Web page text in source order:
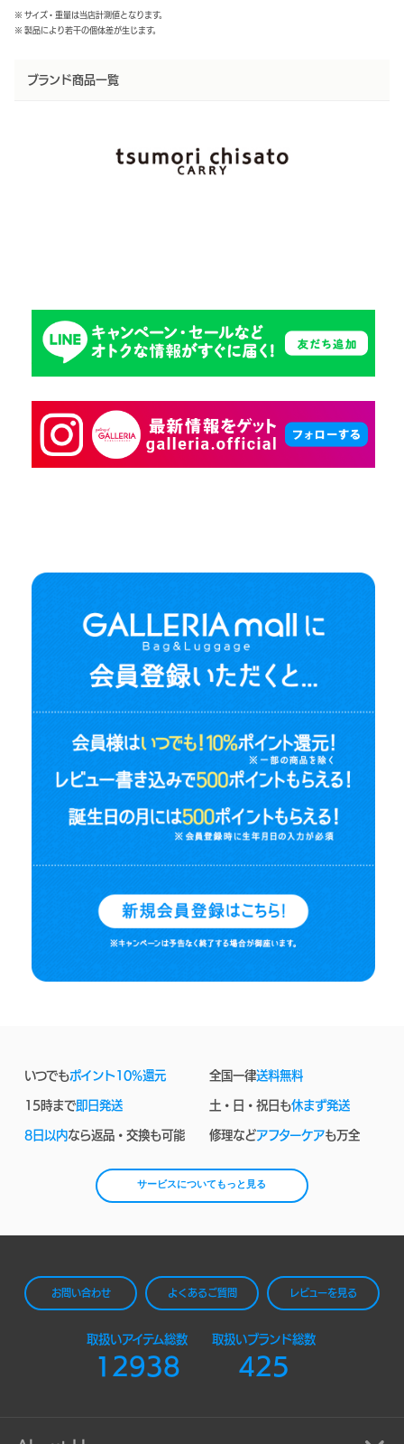
※ サイズ・重量は当店計測値となります。
※ 製品により若干の個体差が生じます。
ブランド商品一覧
いつでもポイント10%還元 全国一律送料無料
15時まで即日発送 土・日・祝日も休まず発送
8日以内なら返品・交換も可能 修理などアフターケアも万全
サービスについてもっと見る
お問い合わせ よくあるご質問 レビューを見る
取扱いアイテム総数
12938
取扱いブランド総数
425